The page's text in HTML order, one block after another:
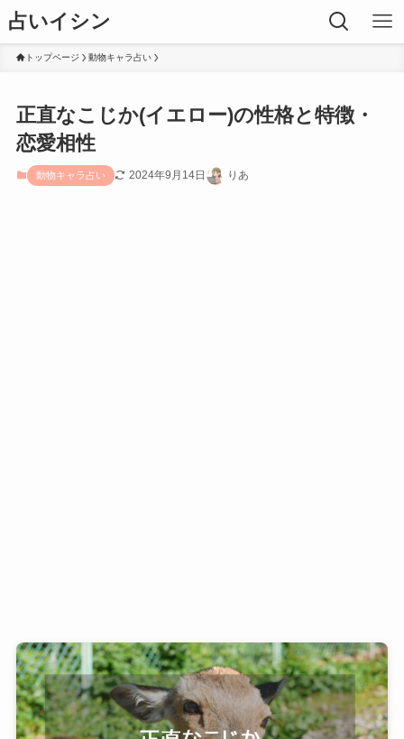
占いイシン
トップページ 動物キャラ占い
正直なこじか(イエロー)の性格と特徴・
恋愛相性
動物キャラ占い 2024年9月14日 りあ